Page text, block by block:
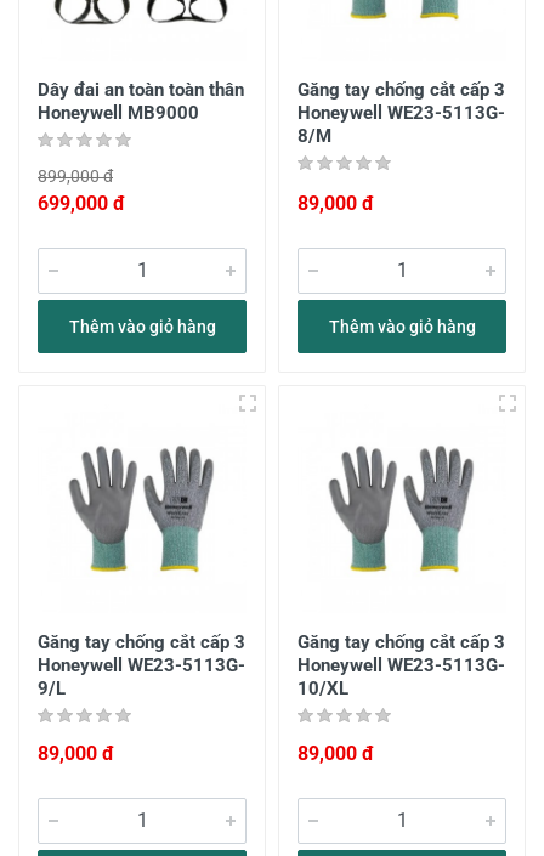
Dây đai an toàn toàn thân
Honeywell MB9000
899,000 đ
699,000 đ
Thêm vào giỏ hàng
Găng tay chống cắt cấp 3
Honeywell WE23-5113G-
8/M
89,000 đ
Thêm vào giỏ hàng
Găng tay chống cắt cấp 3
Honeywell WE23-5113G-
9/L
89,000 đ
Găng tay chống cắt cấp 3
Honeywell WE23-5113G-
10/XL
89,000 đ